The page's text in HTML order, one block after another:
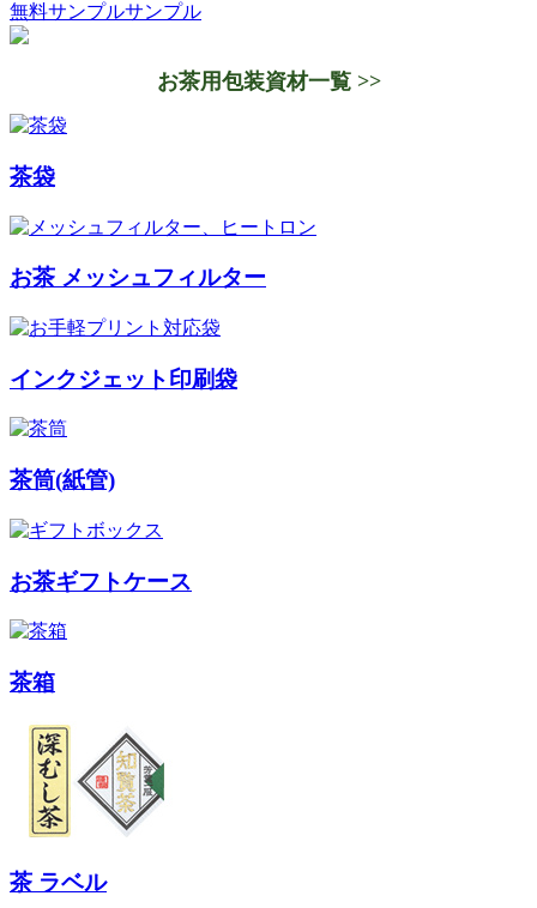
無料サンプルサンプル
お茶用包装資材一覧 >>
茶袋
お茶 メッシュフィルター
インクジェット印刷袋
茶筒(紙管)
お茶ギフトケース
茶箱
茶 ラベル